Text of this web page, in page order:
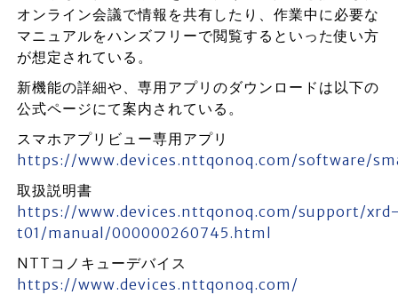
オンライン会議で情報を共有したり、作業中に必要な
マニュアルをハンズフリーで閲覧するといった使い方
が想定されている。
新機能の詳細や、専用アプリのダウンロードは以下の
公式ページにて案内されている。
スマホアプリビュー専用アプリ
https://www.devices.nttqonoq.com/software/
取扱説明書
https://www.devices.nttqonoq.com/support/
t01/manual/000000260745.html
NTTコノキューデバイス
https://www.devices.nttqonoq.com/